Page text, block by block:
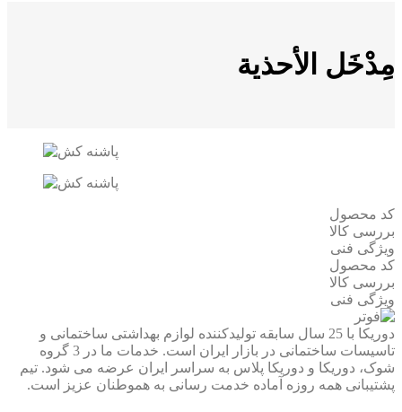
مِدْخَل الأحذية
کد محصول
بررسی کالا
ویژگی فنی
کد محصول
بررسی کالا
ویژگی فنی
دوریکا با 25 سال سابقه تولیدکننده لوازم بهداشتی ساختمانی و
تاسیسات ساختمانی در بازار ایران است. خدمات ما در 3 گروه
شوک، دوریکا و دوریکا پلاس به سراسر ایران عرضه می شود. تیم
پشتیبانی همه روزه آماده خدمت رسانی به هموطنان عزیز است.